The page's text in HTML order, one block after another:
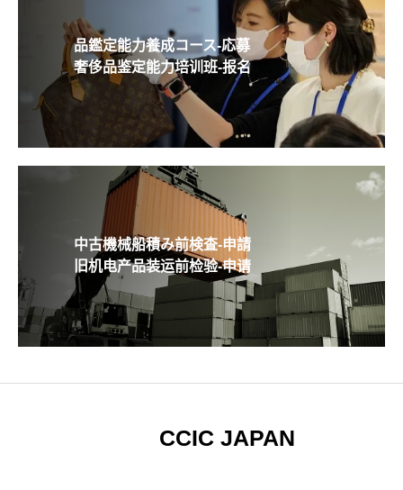
品鑑定能力養成コース-応募
奢侈品鉴定能力培训班-报名
中古機械船積み前検査-申請
旧机电产品装运前检验-申请
CCIC JAPAN